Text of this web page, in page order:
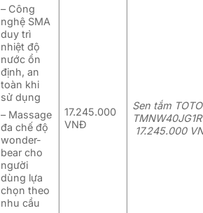
– Công
nghệ SMA
duy trì
nhiệt độ
nước ổn
định, an
toàn khi
sử dụng
– Massage
đa chế độ
wonder-
bear cho
người
dùng lựa
chọn theo
nhu cầu
17.245.000
VNĐ
Sen tắm TOTO
17.245.000